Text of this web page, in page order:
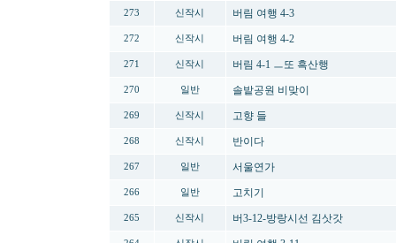
273 신작시 버림 여행 4-3
272 신작시 버림 여행 4-2
271 신작시 버림 4-1 ㅡ또 흑산행
270 일반 솔밭공원 비맞이
269 신작시 고향 들
268 신작시 반이다
267 일반 서울연가
266 일반 고치기
265 신작시 버3-12-방랑시선 김삿갓